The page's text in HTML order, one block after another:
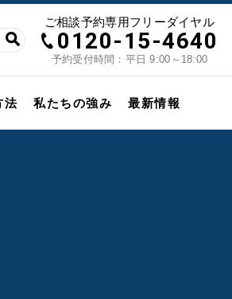
ご相談予約専用フリーダイヤル
0120-15-4640
予約受付時間：平日 9:00～18:00
法 私たちの強み 最新情報